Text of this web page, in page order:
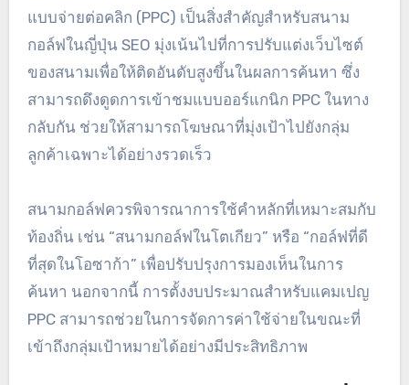
แบบจ่ายต่อคลิก (PPC) เป็นสิ่งสำคัญสำหรับสนาม
กอล์ฟในญี่ปุ่น SEO มุ่งเน้นไปที่การปรับแต่งเว็บไซต์
ของสนามเพื่อให้ติดอันดับสูงขึ้นในผลการค้นหา ซึ่ง
สามารถดึงดูดการเข้าชมแบบออร์แกนิก PPC ในทาง
กลับกัน ช่วยให้สามารถโฆษณาที่มุ่งเป้าไปยังกลุ่ม
ลูกค้าเฉพาะได้อย่างรวดเร็ว
สนามกอล์ฟควรพิจารณาการใช้คำหลักที่เหมาะสมกับ
ท้องถิ่น เช่น “สนามกอล์ฟในโตเกียว” หรือ “กอล์ฟที่ดี
ที่สุดในโอซาก้า” เพื่อปรับปรุงการมองเห็นในการ
ค้นหา นอกจากนี้ การตั้งงบประมาณสำหรับแคมเปญ
PPC สามารถช่วยในการจัดการค่าใช้จ่ายในขณะที่
เข้าถึงกลุ่มเป้าหมายได้อย่างมีประสิทธิภาพ